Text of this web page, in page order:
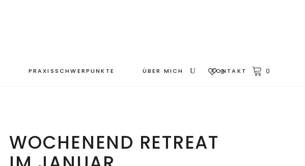
PRAXISSCHWERPUNKTE ÜBER MICH KONTAKT
0 0
WOCHENEND RETREAT